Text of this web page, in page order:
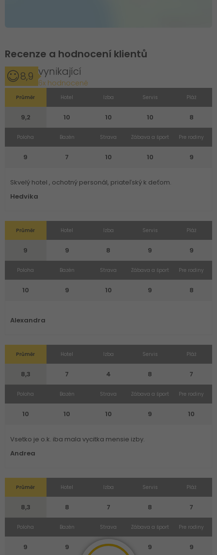
Recenze a hodnocení klientů
8,9 vynikající
6x hodnocené
Průměr
9,2
Hotel
10
Izba
10
Servis
10
Pláž
8
Poloha
9
Bazén
7
Strava
10
Zábava a šport
10
Pre rodiny
9
Skvelý hotel , ochotný personál, priateľský k deťom.
Hedvika
Průměr
9
Hotel
9
Izba
8
Servis
9
Pláž
9
Poloha
10
Bazén
9
Strava
10
Zábava a šport
9
Pre rodiny
8
Alexandra
Průměr
8,3
Hotel
7
Izba
4
Servis
8
Pláž
7
Poloha
10
Bazén
10
Strava
10
Zábava a šport
9
Pre rodiny
10
Vsetko je o.k. iba mala vycitka mensie izby.
Andrea
Průměr
8,3
Hotel
8
Izba
7
Servis
8
Pláž
7
Poloha
9
Bazén
9
Strava
9
Zábava a šport
9
Pre rodiny
9